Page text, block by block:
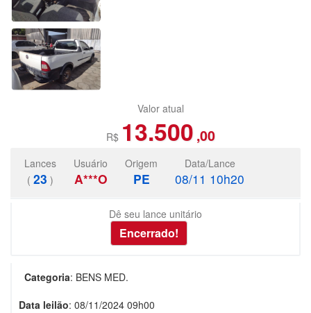
Valor atual
R$ 13.500 ,00
Lances
( 23 )
Usuário
A***O
Origem
PE
Data/Lance
08/11 10h20
Dê seu lance unitário
Categoria: BENS MED.
Data leilão: 08/11/2024 09h00